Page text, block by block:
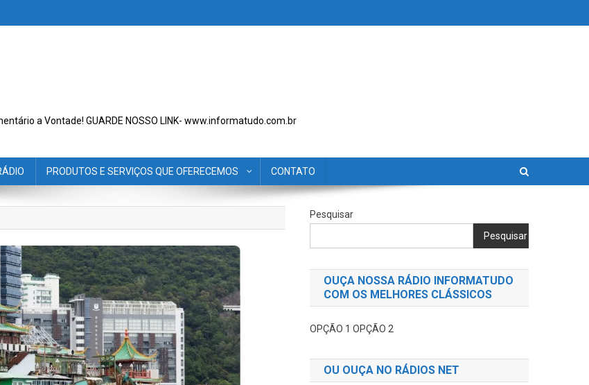
a Vontade! GUARDE NOSSO LINK- www.informatudo.com.br
PRODUTOS E SERVIÇOS QUE OFERECEMOS CONTATO
Pesquisar
Pesquisar
OUÇA NOSSA RÁDIO INFORMATUDO
COM OS MELHORES CLÁSSICOS
OPÇÃO 1OPÇÃO 2
OU OUÇA NO RÁDIOS NET